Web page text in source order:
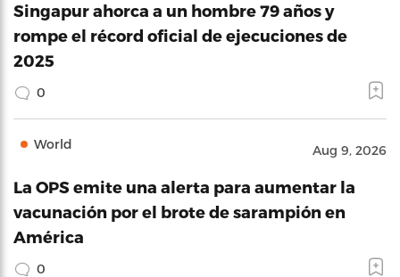
Singapur ahorca a un hombre 79 años y
rompe el récord oficial de ejecuciones de
2025
0
World Aug 9, 2026
La OPS emite una alerta para aumentar la
vacunación por el brote de sarampión en
América
0